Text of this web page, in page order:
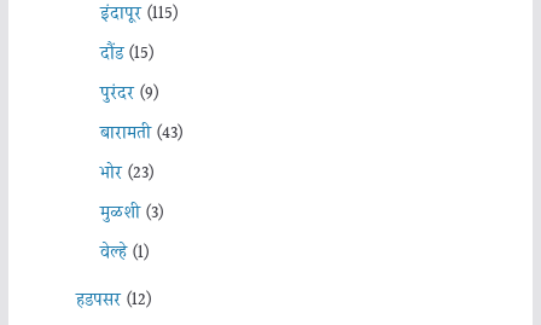
इंदापूर(115)
दौंड(15)
पुरंदर(9)
बारामती(43)
भोर(23)
मुळशी(3)
वेल्हे(1)
हडपसर(12)